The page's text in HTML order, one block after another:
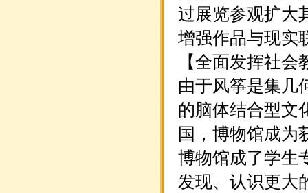
过展览参观扩大
增强作品与现实
【全面发挥社会
由于风筝是集几
的脑体结合型文
国，博物馆成为
博物馆成了学生
发现、认识更大